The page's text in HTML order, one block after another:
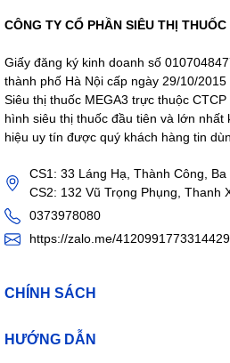
CÔNG TY CỔ PHẦN SIÊU THỊ
Giấy đăng ký kinh doanh số
thành phố Hà Nội cấp ngày 29/10/2015
Siêu thị thuốc MEGA3 trực thuộc
hình siêu thị thuốc đầu tiên và lớn
hiệu uy tín được quý khách hàng tin
CS1: 33 Láng Hạ, Thành Công,
CS2: 132 Vũ Trọng Phụng, Thanh
0373978080
https://zalo.me/
CHÍNH SÁCH
HƯỚNG DẪN